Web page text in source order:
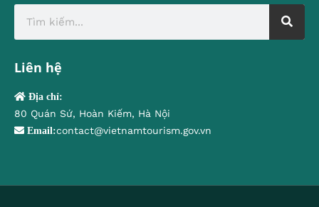
Liên hệ
Địa chỉ:
80 Quán Sứ, Hoàn Kiếm, Hà Nội
Email:contact@vietnamtourism.gov.vn